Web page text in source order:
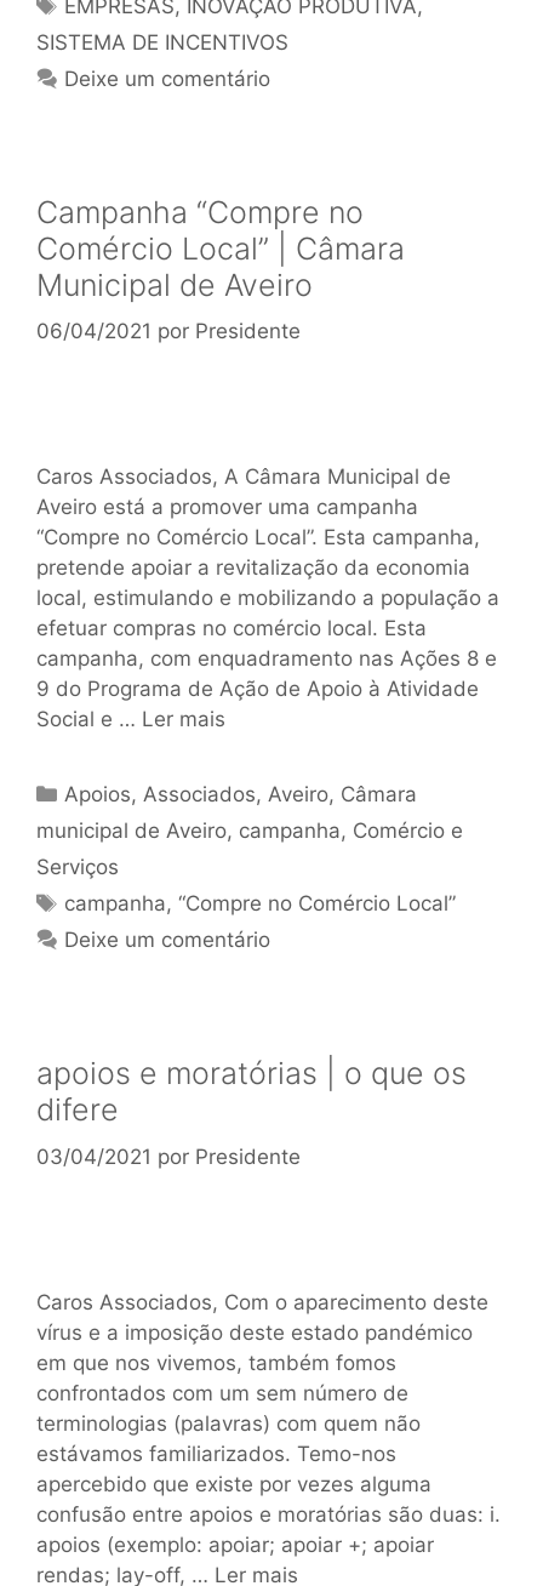
EMPRESAS, INOVAÇÃO PRODUTIVA,
SISTEMA DE INCENTIVOS
Deixe um comentário
Campanha “Compre no
Comércio Local” | Câmara
Municipal de Aveiro
06/04/2021 por Presidente
Caros Associados, A Câmara Municipal de
Aveiro está a promover uma campanha
“Compre no Comércio Local”. Esta campanha,
pretende apoiar a revitalização da economia
local, estimulando e mobilizando a população a
efetuar compras no comércio local. Esta
campanha, com enquadramento nas Ações 8 e
9 do Programa de Ação de Apoio à Atividade
Social e … Ler mais
Apoios,Associados,Aveiro, Câmara
municipal de Aveiro, campanha, Comércio e
Serviços
campanha,“Compre no Comércio Local”
Deixe um comentário
apoios e moratórias | o que os
difere
03/04/2021 por Presidente
Caros Associados, Com o aparecimento deste
vírus e a imposição deste estado pandémico
em que nos vivemos, também fomos
confrontados com um sem número de
terminologias (palavras) com quem não
estávamos familiarizados. Temo-nos
apercebido que existe por vezes alguma
confusão entre apoios e moratórias são duas: i.
apoios (exemplo: apoiar; apoiar +; apoiar
rendas; lay-off, … Ler mais